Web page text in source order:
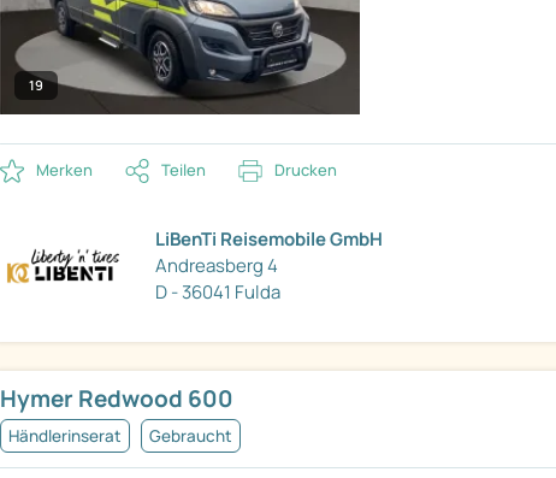
19
Merken Teilen Drucken
LiBenTi Reisemobile GmbH
Andreasberg 4
D - 36041 Fulda
Hymer Redwood 600
Händlerinserat Gebraucht